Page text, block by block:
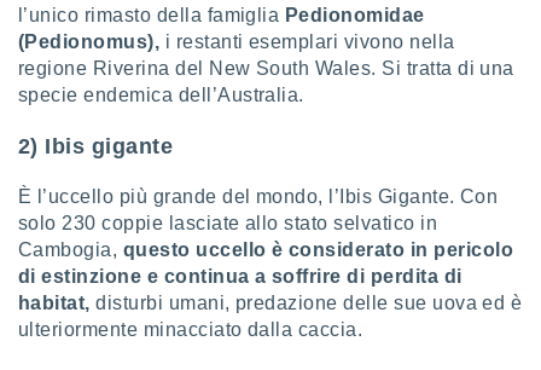
il
dei
su
dati
la
la
l’unico rimasto della famiglia Pedionomidae
(Pedionomus), i restanti esemplari vivono nella
regione Riverina del New South Wales. Si tratta di una
specie endemica dell’Australia.
2) Ibis gigante
È l’uccello più grande del mondo, l’Ibis Gigante. Con
solo 230 coppie lasciate allo stato selvatico in
Cambogia, questo uccello è considerato in pericolo
di estinzione e continua a soffrire di perdita di
habitat, disturbi umani, predazione delle sue uova ed è
ulteriormente minacciato dalla caccia.